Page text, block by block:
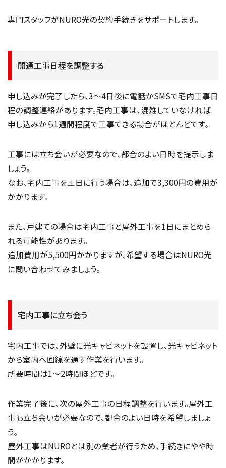
専門スタッフがNURO光の契約手続きをサポートします。
開通工事日程を調整する
申し込みが完了したら、3〜4日後に電話かSMSで宅内工事日
程の調整連絡があります。宅内工事は、混雑していなければ
申し込みから1週間程度で工事できる場合がほとんどです。
工事には立ち会いが必要なので、都合のよい日時を提示しま
しょう。
なお、宅内工事を土日に行う場合は、追加で3,300円の費用が
かかります。
また、戸建ての場合は宅内工事と屋外工事を1日にまとめら
れる可能性があります。
追加費用が5,500円かかりますが、希望する場合はNURO光
に問い合わせてみましょう。
宅内工事に立ち会う
宅内工事では、外壁に光キャビネットを設置し、光キャビネット
から室内へ回線を通す作業を行います。
所要時間は1〜2時間ほどです。
作業完了後に、次の屋外工事の日程調整を行います。屋外工
事も立ち会いが必要なので、都合のよい日時を希望しましょ
う。
屋外工事はNUROとは別の業者が行うため、手続きにやや時
間がかかります。